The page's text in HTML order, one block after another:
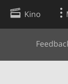
Kino